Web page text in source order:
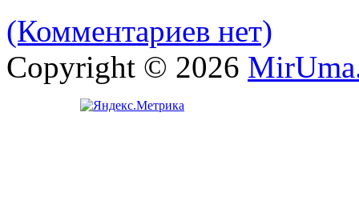
(Комментариев нет)
Copyright © 2026